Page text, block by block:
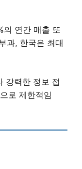
의 연간 매출 또
과, 한국은 최대
강력한 정보 접
로 제한적임